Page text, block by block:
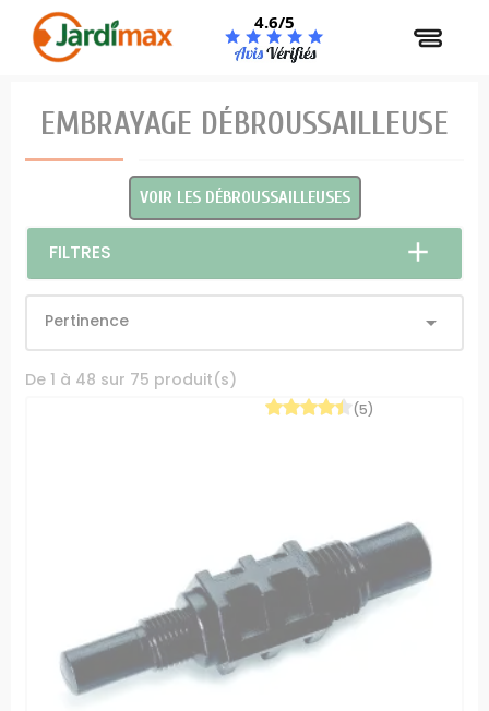
4.6/5
EMBRAYAGE DÉBROUSSAILLEUSE
VOIR LES DÉBROUSSAILLEUSES
FILTRES
Pertinence 
De 1 à 48 sur 75 produit(s)
(5)
Panneau de gestion des cookies